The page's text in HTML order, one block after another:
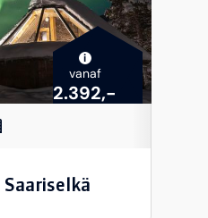
i
vanaf
2.392,-